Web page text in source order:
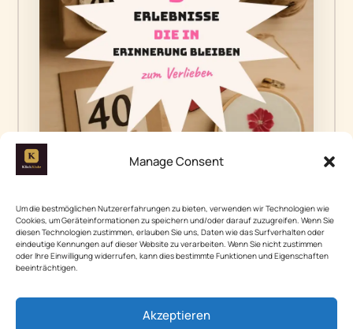
Manage Consent
Um die bestmöglichen Nutzererfahrungen zu bieten, verwenden wir Technologien wie
Cookies, um Geräteinformationen zu speichern und/oder darauf zuzugreifen. Wenn Sie
diesen Technologien zustimmen, erlauben Sie uns, Daten wie das Surfverhalten oder
eindeutige Kennungen auf dieser Website zu verarbeiten. Wenn Sie nicht zustimmen
oder Ihre Einwilligung widerrufen, kann dies bestimmte Funktionen und Eigenschaften
beeinträchtigen.
Akzeptieren